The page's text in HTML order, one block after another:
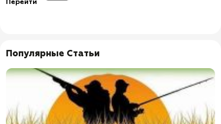
Перейти
Популярные Статьи